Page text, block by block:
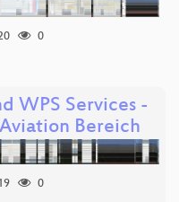
0
WPS Services -
Bereich
0